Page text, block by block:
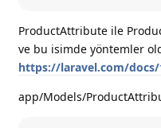
ProductAttribute ile
ve bu isimde yöntemler
https://laravel.com/
app/Models/